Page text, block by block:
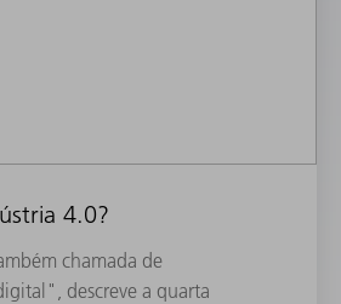
4.0?
chamada de
descreve a quarta